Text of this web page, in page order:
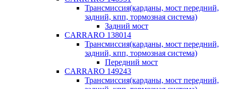
Трансмиссия(карданы, мост передний,
задний, кпп, тормозная система)
Задний мост
CARRARO 138014
Трансмиссия(карданы, мост передний,
задний, кпп, тормозная система)
Передний мост
CARRARO 149243
Трансмиссия(карданы, мост передний,